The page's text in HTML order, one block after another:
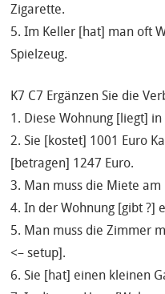
Zigarette.
5. Im Keller [hat] man oft
Spielzeug.
K7 C7 Ergänzen Sie die
1. Diese Wohnung [liegt]
2. Sie [kostet] 1001 Euro
[betragen] 1247 Euro.
3. Man muss die Miete
4. In der Wohnung [gibt ?]
5. Man muss die Zimmer
<– setup].
6. Sie [hat] einen kleinen